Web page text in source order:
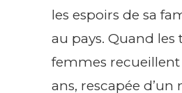
les espoirs de sa
au pays. Quand les
femmes recueillent
ans, rescapée d’un